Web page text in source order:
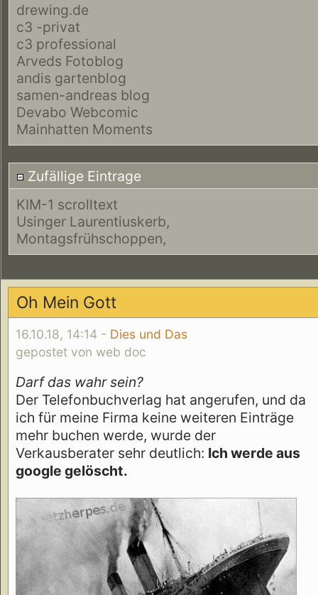
drewing.de
c3 -privat
c3 professional
Arveds Fotoblog
andis gartenblog
samen-andreas blog
Devabo Webcomic
Mainhatten Moments
Zufällige Eintrage
KIM-1 scrolltext
Usinger Laurentiuskerb,
Montagsfrühschoppen,
Oh Mein Gott
16.10.18, 14:14 - Dies und Das
gepostet von web doc
Darf das wahr sein?
Der Telefonbuchverlag hat angerufen, und da
ich für meine Firma keine weiteren Einträge
mehr buchen werde, wurde der
Verkausberater sehr deutlich: Ich werde aus
google gelöscht.